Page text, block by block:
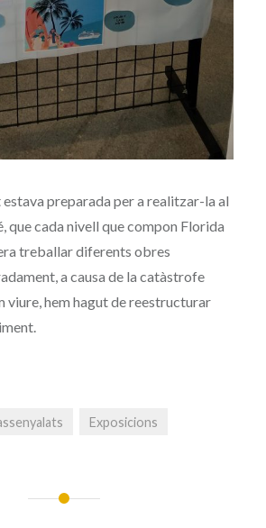
preparada per a realitzar-la al
que cada nivell que compon Florida
treballar diferents obres
a causa de la catàstrofe
viure, hem hagut de reestructurar
Exposicions